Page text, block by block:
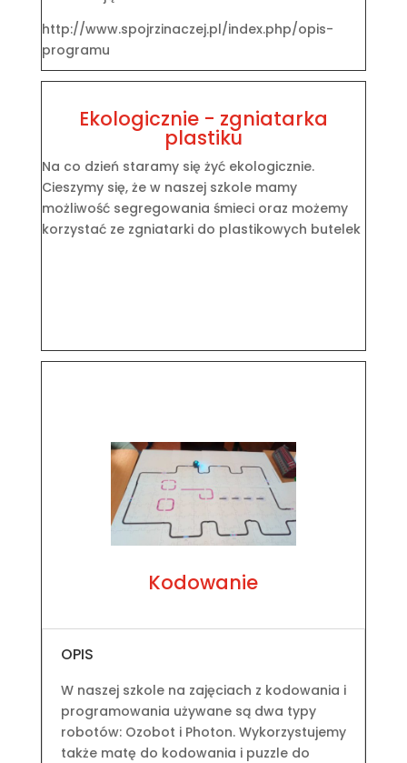
http://www.spojrzinaczej.pl/index.php/opis-
programu
Ekologicznie - zgniatarka
plastiku
Na co dzień staramy się żyć ekologicznie.
Cieszymy się, że w naszej szkole mamy
możliwość segregowania śmieci oraz możemy
korzystać ze zgniatarki do plastikowych butelek
Kodowanie
OPIS
W naszej szkole na zajęciach z kodowania i
programowania używane są dwa typy
robotów: Ozobot i Photon. Wykorzystujemy
także matę do kodowania i puzzle do